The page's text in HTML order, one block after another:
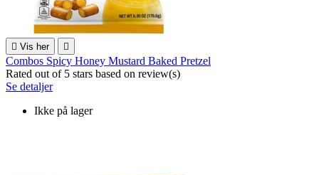
 Vis her 
Combos Spicy Honey Mustard Baked Pretzel
Rated out of 5 stars based on review(s)
Se detaljer
Ikke på lager